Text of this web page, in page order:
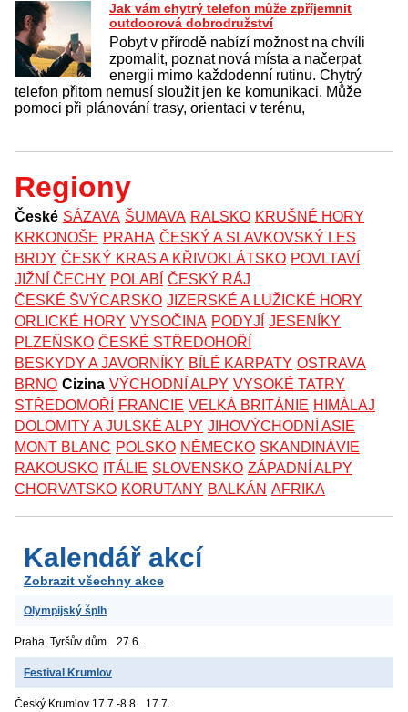
Jak vám chytrý telefon může zpříjemnit
outdoorová dobrodružství
Pobyt v přírodě nabízí možnost na chvíli
zpomalit, poznat nová místa a načerpat
energii mimo každodenní rutinu. Chytrý
telefon přitom nemusí sloužit jen ke komunikaci. Může
pomoci při plánování trasy, orientaci v terénu,
Regiony
České SÁZAVA ŠUMAVA RALSKO KRUŠNÉ HORY
KRKONOŠE PRAHA ČESKÝ A SLAVKOVSKÝ LES
BRDY ČESKÝ KRAS A KŘIVOKLÁTSKO POVLTAVÍ
JIŽNÍ ČECHY POLABÍ ČESKÝ RÁJ
ČESKÉ ŠVÝCARSKO JIZERSKÉ A LUŽICKÉ HORY
ORLICKÉ HORY VYSOČINA PODYJÍ JESENÍKY
PLZEŇSKO ČESKÉ STŘEDOHOŘÍ
BESKYDY A JAVORNÍKY BÍLÉ KARPATY OSTRAVA
BRNO Cizina VÝCHODNÍ ALPY VYSOKÉ TATRY
STŘEDOMOŘÍ
FRANCIE VELKÁ BRITÁNIE HIMÁLAJ
DOLOMITY A JULSKÉ ALPY JIHOVÝCHODNÍ ASIE
MONT BLANC POLSKO NĚMECKO SKANDINÁVIE
RAKOUSKO ITÁLIE SLOVENSKO ZÁPADNÍ ALPY
CHORVATSKO KORUTANY BALKÁN AFRIKA
Kalendář akcí
Zobrazit všechny akce
Olympijský šplh
Praha, Tyršův dům 27.6.
Festival Krumlov
Český Krumlov 17.7.-8.8. 17.7.